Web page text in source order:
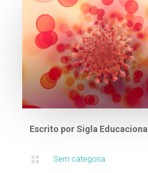
Escrito por Sigla Educacional
 Sem categoria